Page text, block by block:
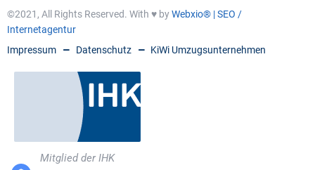
©2021, All Rights Reserved. With ♥ byWebxio® | SEO /
Internetagentur
Impressum
Datenschutz KiWi Umzugsunternehmen
Mitglied der IHK